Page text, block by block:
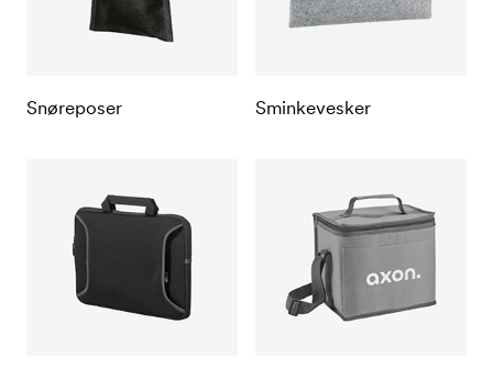
Snøreposer Sminkevesker